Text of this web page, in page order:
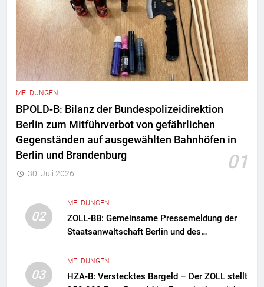
MELDUNGEN
BPOLD-B: Bilanz der Bundespolizeidirektion
Berlin zum Mitführverbot von gefährlichen
Gegenständen auf ausgewählten Bahnhöfen in
Berlin und Brandenburg
01
30. Juli 2026
02
MELDUNGEN
ZOLL-BB: Gemeinsame Pressemeldung der
Staatsanwaltschaft Berlin und des
Zollfahndung hebt mutmaßliches
Drogenlabor aus
03
MELDUNGEN
HZA-B: Verstecktes Bargeld – Der ZOLL stellt